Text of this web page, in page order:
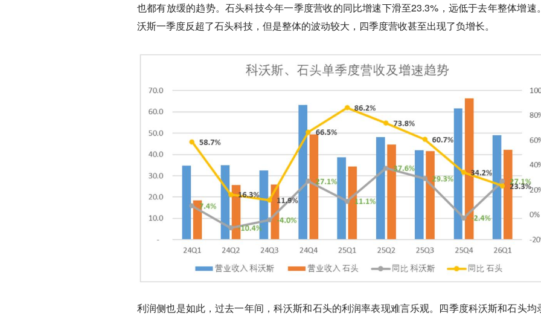
也都有放缓的趋势。石头科技今年一季度营收的同比增速下滑至23.3%，远低于去年整体增速
沃斯一季度反超了石头科技，但是整体的波动较大，四季度营收甚至出现了负增长。
利润侧也是如此，过去一年间，科沃斯和石头的利润率表现难言乐观。四季度科沃斯和石头均